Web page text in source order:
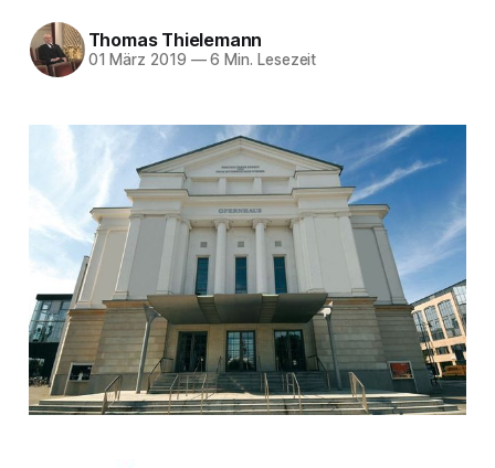
Thomas Thielemann
01 März 2019 —6 Min. Lesezeit